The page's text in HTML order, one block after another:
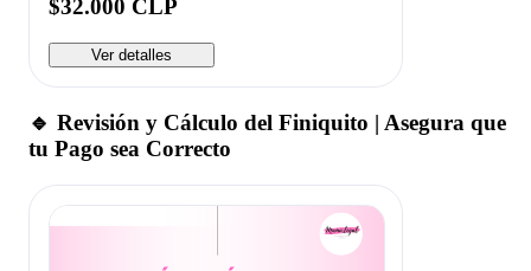
$32.000 CLP
Ver detalles
🔹 Revisión y Cálculo del Finiquito | Asegura que
tu Pago sea Correcto